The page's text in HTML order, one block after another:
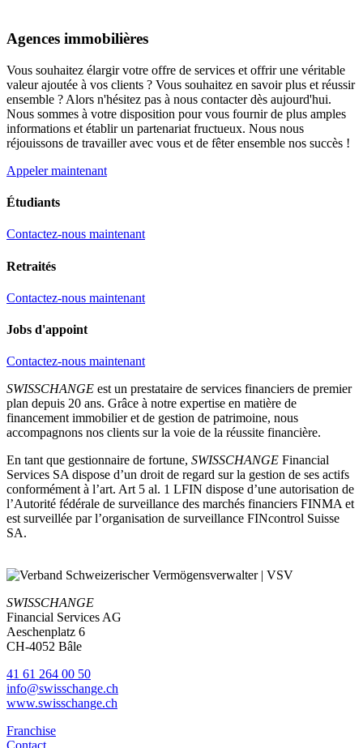
Agences immobilières
Vous souhaitez élargir votre offre de services et offrir une véritable
valeur ajoutée à vos clients ? Vous souhaitez en savoir plus et réussir
ensemble ? Alors n'hésitez pas à nous contacter dès aujourd'hui.
Nous sommes à votre disposition pour vous fournir de plus amples
informations et établir un partenariat fructueux. Nous nous
réjouissons de travailler avec vous et de fêter ensemble nos succès !
Appeler maintenant
Étudiants
Contactez-nous maintenant
Retraités
Contactez-nous maintenant
Jobs d'appoint
Contactez-nous maintenant
SWISSCHANGE est un prestataire de services financiers de premier
plan depuis 20 ans. Grâce à notre expertise en matière de
financement immobilier et de gestion de patrimoine, nous
accompagnons nos clients sur la voie de la réussite financière.
En tant que gestionnaire de fortune, SWISSCHANGE Financial
Services SA dispose d’un droit de regard sur la gestion de ses actifs
conformément à l’art. Art 5 al. 1 LFIN dispose d’une autorisation de
l’Autorité fédérale de surveillance des marchés financiers FINMA et
est surveillée par l’organisation de surveillance FINcontrol Suisse
SA.
SWISSCHANGE
Financial Services AG
Aeschenplatz 6
CH-4052 Bâle
41 61 264 00 50
info@swisschange.ch
www.swisschange.ch
Franchise